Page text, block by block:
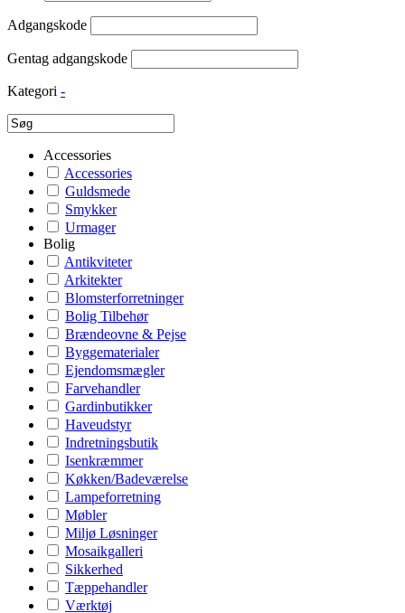
Adgangskode
Gentag adgangskode
Kategori -
Accessories
Accessories
Guldsmede
Smykker
Urmager
Bolig
Antikviteter
Arkitekter
Blomsterforretninger
Bolig Tilbehør
Brændeovne & Pejse
Byggematerialer
Ejendomsmægler
Farvehandler
Gardinbutikker
Haveudstyr
Indretningsbutik
Isenkræmmer
Køkken/Badeværelse
Lampeforretning
Møbler
Miljø Løsninger
Mosaikgalleri
Sikkerhed
Tæppehandler
Værktøj